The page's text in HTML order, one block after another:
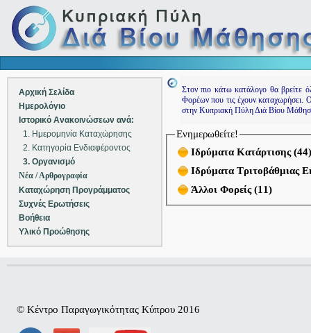
Αρχική Σελίδα
Ημερολόγιο
Ιστορικό Ανακοινώσεων ανά:
1. Ημερομηνία Καταχώρησης
2. Κατηγορία Ενδιαφέροντος
3. Οργανισμό
Νέα / Αρθρογραφία
Καταχώρηση Προγράμματος
Συχνές Ερωτήσεις
Βοήθεια
Υλικό Προώθησης
Στον πιο κάτω κατάλογο θα βρείτε
Φορέων που τις έχουν καταχωρήσει.
στην Κυπριακή Πύλη Διά Βίου
Ενημερωθείτε!
Ιδρύματα Κατάρτισης (44)
Ιδρύματα Τριτοβάθμιας
Άλλοι Φορείς (11)
© Κέντρο Παραγωγικότητας Κύπρου 2016